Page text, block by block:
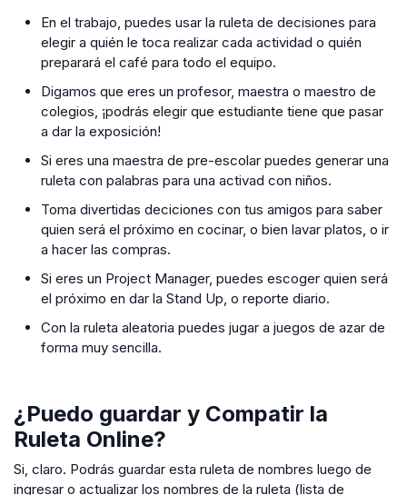
En el trabajo, puedes usar la ruleta de decisiones para
elegir a quién le toca realizar cada actividad o quién
preparará el café para todo el equipo.
Digamos que eres un profesor, maestra o maestro de
colegios, ¡podrás elegir que estudiante tiene que pasar
a dar la exposición!
Si eres una maestra de pre-escolar puedes generar una
ruleta con palabras para una activad con niños.
Toma divertidas deciciones con tus amigos para saber
quien será el próximo en cocinar, o bien lavar platos, o ir
a hacer las compras.
Si eres un Project Manager, puedes escoger quien será
el próximo en dar la Stand Up, o reporte diario.
Con la ruleta aleatoria puedes jugar a juegos de azar de
forma muy sencilla.
¿Puedo guardar y Compatir la
Ruleta Online?
Si, claro. Podrás guardar esta ruleta de nombres luego de
ingresar o actualizar los nombres de la ruleta (lista de